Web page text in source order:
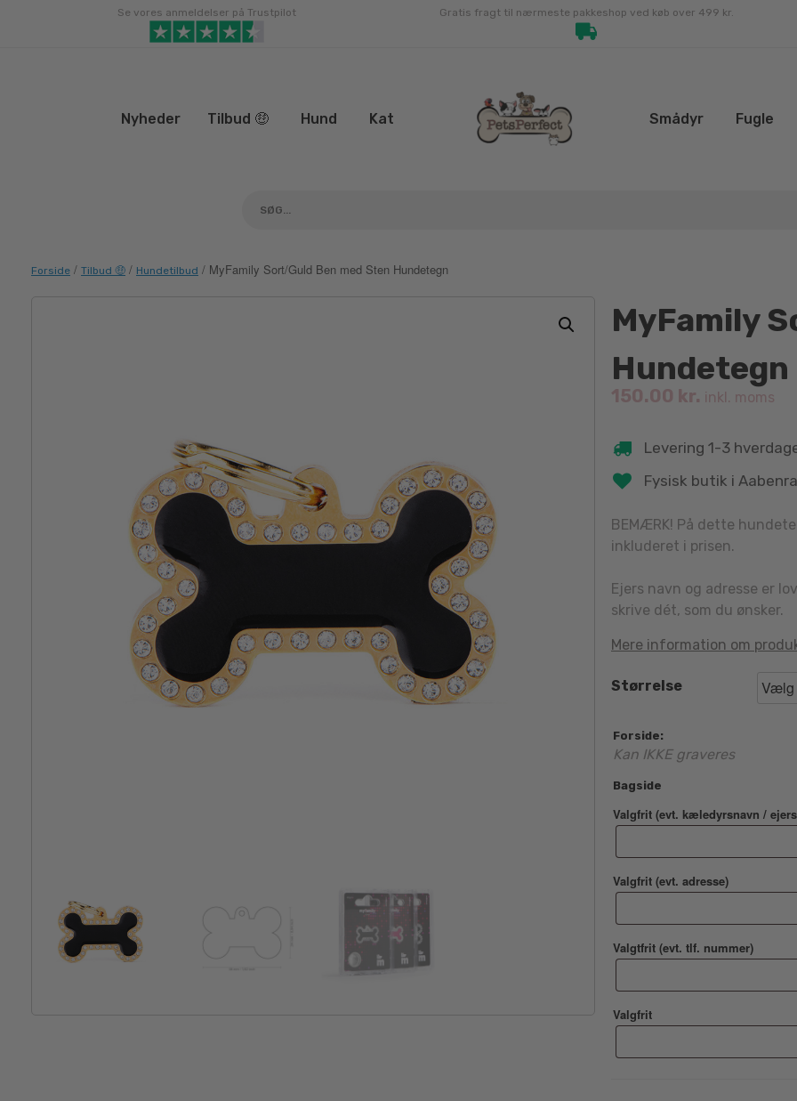
Se vores anmeldelser på Trustpilot Gratis fragt til nærmeste pakkeshop ved køb over 499 kr.
Nyheder Tilbud 🤑 Hund Kat Smådyr Fugle
Forside / Tilbud 🤑 / Hundetilbud / MyFamily Sort/Guld Ben med Sten Hundetegn
MyFamily
Hundetegn
150.00 kr. inkl. moms
Levering 1-3
Fysisk butik i
BEMÆRK! På dette
inkluderet i prisen.
Ejers navn og adresse er
skrive dét, som du ønsker.
Mere information om
Størrelse
Forside:
Kan IKKE graveres
Bagside
Valgfrit (evt. kæledyrsnavn /
Valgfrit (evt. adresse)
Valgtfrit (evt. tlf. nummer)
Valgfrit